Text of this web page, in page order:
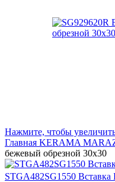
Нажмите, чтобы
Главная KERAMA
бежевый обрезной 30х30
STGA482SG1550